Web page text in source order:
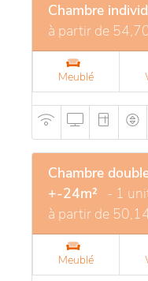
Chambre
à partir de
Meublé
Chambre
+-24m² - 1
à partir de
Meublé